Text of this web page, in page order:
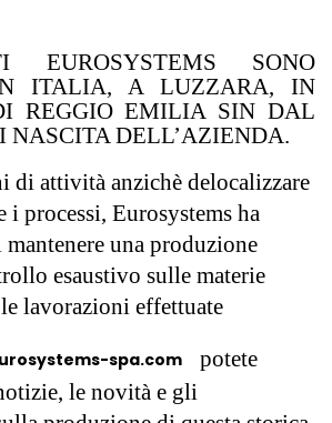
EUROSYSTEMS SONO
ITALIA, A LUZZARA, IN
REGGIO EMILIA SIN DAL
NASCITA DELL’AZIENDA.
di attività anzichè delocalizzare
i processi, Eurosystems ha
mantenere una produzione
esaustivo sulle materie
lavorazioni effettuate
spa.com
potete
le novità e gli